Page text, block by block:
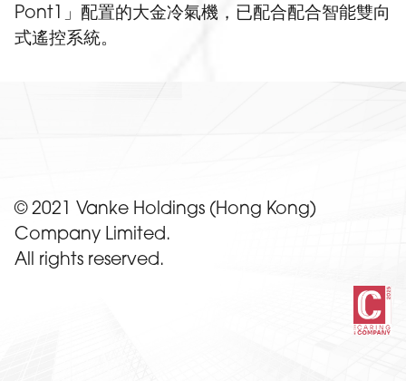
Pont1」配置的大金冷氣機，已配合配合智能雙向
式遙控系統。
© 2021 Vanke Holdings (Hong Kong)
Company Limited.
All rights reserved.